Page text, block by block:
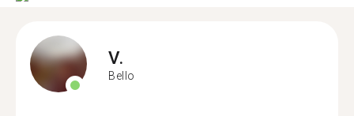
V.
Bello